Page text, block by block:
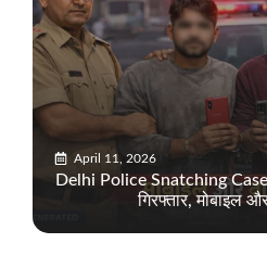
April 11, 2026
Delhi Police Snatching
गिरफ्तार, मोबाइल